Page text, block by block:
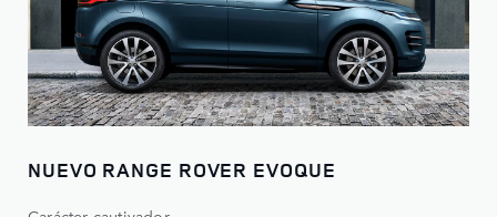
NUEVO RANGE ROVER EVOQUE